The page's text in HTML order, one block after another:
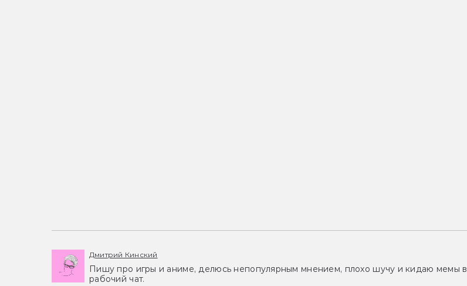
Дмитрий Кинский
Пишу про игры и аниме, делюсь непопулярным мнением, плохо шучу и кидаю мемы в
рабочий чат.